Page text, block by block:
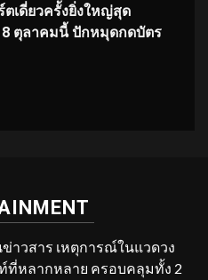
ตเดี่ยวครั้งยิ่งใหญ่สุด
ตุลาคมนี้ ปักหมุดกดบัตร
าวสาร เหตุการณ์ในแวดวง
ที่หลากหลาย ครอบคลุมทั้ง 2